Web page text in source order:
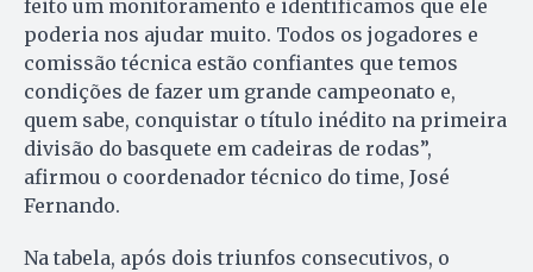
feito um monitoramento e identificamos que ele
poderia nos ajudar muito. Todos os jogadores e
comissão técnica estão confiantes que temos
condições de fazer um grande campeonato e,
quem sabe, conquistar o título inédito na primeira
divisão do basquete em cadeiras de rodas”,
afirmou o coordenador técnico do time, José
Fernando.
Na tabela, após dois triunfos consecutivos, o